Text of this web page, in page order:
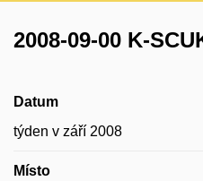
2008-09-00 K-
Datum
týden v září 2008
Místo